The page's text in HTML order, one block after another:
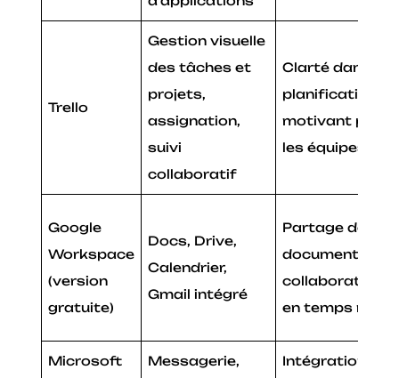
Trello
Gestion visuelle
des tâches et
projets,
assignation,
suivi
collaboratif
Clarté dans la
planification,
motivant pour
les équipes
Google
Workspace
(version
gratuite)
Docs, Drive,
Calendrier,
Gmail intégré
Partage de
documents,
collaboration
en temps réel
Microsoft
Messagerie,
Intégration